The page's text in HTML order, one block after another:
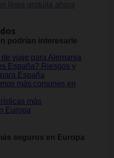
línea gratuita ahora
podrían interesarle
viaje para Alemania
España? Riesgos y
España
más comunes en
más
Europa
seguros en Europa